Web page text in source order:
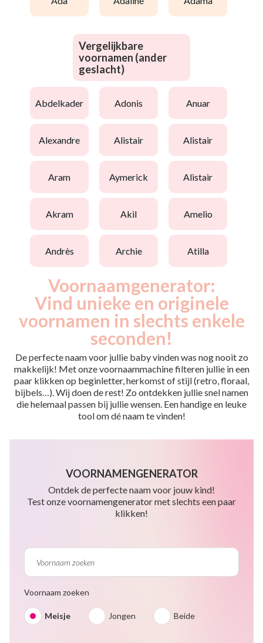
Vergelijkbare
voornamen (ander
geslacht)
abdelkader adonis anuar
alexandre alistair alistair
aram aymerick alistair
akram akil amelio
andrès archie atilla
Voornaamgenerator:
Vind unieke en originele
voornamen in slechts enkele
seconden!
De perfecte naam voor jullie baby vinden was nog nooit zo
makkelijk! Met onze voornaammachine filteren jullie in een
paar klikken op beginletter, herkomst of stijl (retro, floraal,
bijbels…). Wij doen de rest! Zo ontdekken jullie snel namen
die helemaal passen bij jullie wensen. Een handige en leuke
tool om dé naam te vinden!
VOORNAMENGENERATOR
Ontdek de perfecte naam voor jouw kind!
Test onze voornamengenerator met slechts een paar
klikken!
Voornaam zoeken
Meisje Jongen Beide